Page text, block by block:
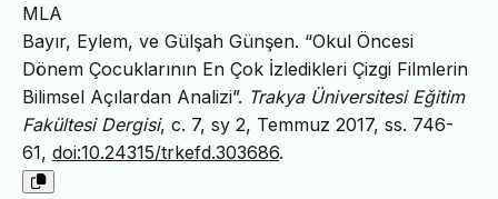
MLA
Bayır, Eylem, ve Gülşah Günşen. “Okul Öncesi
Dönem Çocuklarının En Çok İzledikleri Çizgi Filmlerin
Bilimsel Açılardan Analizi”. Trakya Üniversitesi Eğitim
Fakültesi Dergisi, c. 7, sy 2, Temmuz 2017, ss. 746-
61, doi:10.24315/trkefd.303686.